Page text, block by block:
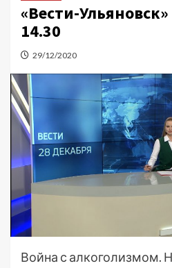
«Вести-
14.30
29/12/2020
Война с алкоголизмом.